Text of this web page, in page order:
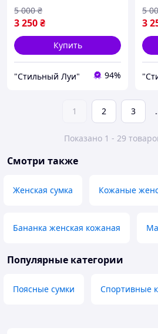
3 250₴
5 000 ₴
Купить
"Стильный Луи" 94%
3
5
1 2 3
Показано 1 - 29
Смотри также
Женская сумка Кожаные
Бананка женская кожаная
Популярные категории
Поясные сумки Спортивные